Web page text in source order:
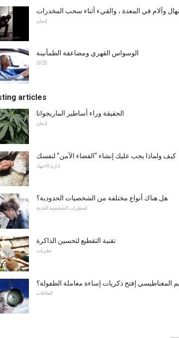
وآلام في المعدة ، والقيء أثناء سحب المخدرات
إدمان
الوسواس القهري ومضاعفة الطمأنينة
OCD
articles
الحقيقة وراء أساطير الماريجوانا
إدمان
كيف ولماذا يجب عليك إنشاء "الفضاء الآمن" لنفسك
ادارة الاجهاد
هل هناك أنواع مختلفة من الشخصيات الحدودية؟
اضطراب الشخصية الحدية
تقنية التقطيع لتحسين الذاكرة
نظريات
المغناطيسي إفتح ذكريات إساءة معاملة الطفولة؟
العلاقات